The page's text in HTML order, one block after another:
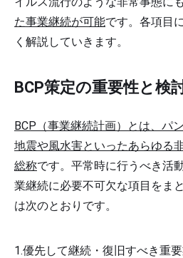
た事業継続が可能です。各項目
く解説していきます。
BCP策定の重要性と検
BCP（事業継続計画）とは、パ
地震や風水害といったあらゆる
総称です。平常時に行うべき活
業継続に必要不可欠な項目をま
は次のとおりです。
優先して継続・復旧すべき重